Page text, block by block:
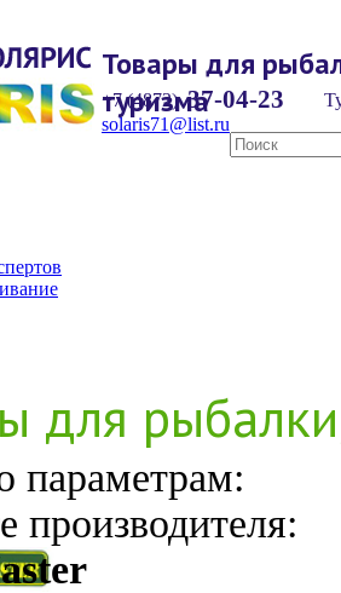
Товары для
туризма
+7 (4872) 37-04-23
solaris71@list.ru
для
параметрам:
производителя: